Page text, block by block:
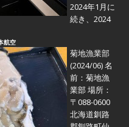
2024年1月に
続き、2024
航空
菊地漁業部
(2024/06)名
前：菊地漁
業部 場所：
〒088-0600
北海道釧路